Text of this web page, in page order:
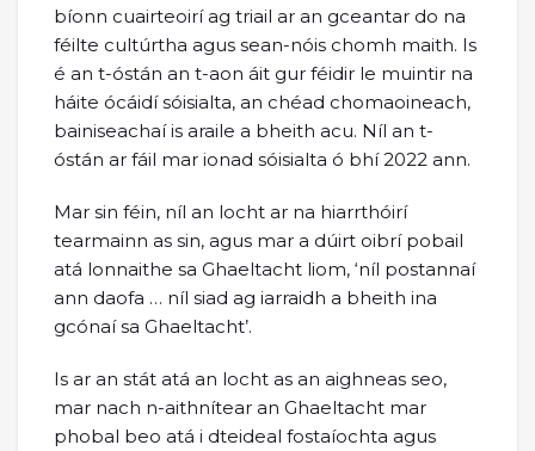
bíonn cuairteoirí ag triail ar an gceantar do na
féilte cultúrtha agus sean-nóis chomh maith. Is
é an t-óstán an t-aon áit gur féidir le muintir na
háite ócáidí sóisialta, an chéad chomaoineach,
bainiseachaí is araile a bheith acu. Níl an t-
óstán ar fáil mar ionad sóisialta ó bhí 2022 ann.
Mar sin féin, níl an locht ar na hiarrthóirí
tearmainn as sin, agus mar a dúirt oibrí pobail
atá lonnaithe sa Ghaeltacht liom, ‘níl postannaí
ann daofa … níl siad ag iarraidh a bheith ina
gcónaí sa Ghaeltacht’.
Is ar an stát atá an locht as an aighneas seo,
mar nach n-aithnítear an Ghaeltacht mar
phobal beo atá i dteideal fostaíochta agus